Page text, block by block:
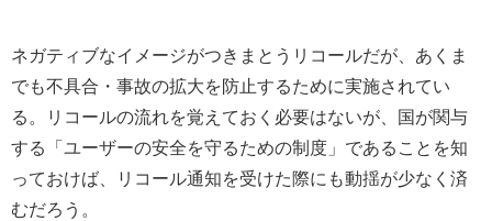
ネガティブなイメージがつきまとうリコールだが、あくま
でも不具合・事故の拡大を防止するために実施されてい
る。リコールの流れを覚えておく必要はないが、国が関与
する「ユーザーの安全を守るための制度」であることを知
っておけば、リコール通知を受けた際にも動揺が少なく済
むだろう。